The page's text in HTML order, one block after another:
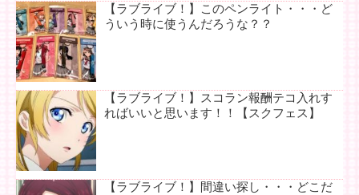
【ラブライブ！】このペンライト・・・ど
ういう時に使うんだろうな？？
【ラブライブ！】スコラン報酬テコ入れす
ればいいと思います！！【スクフェス】
【ラブライブ！】間違い探し・・・どこだ